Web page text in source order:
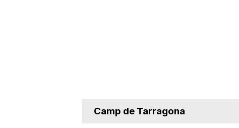
Camp de Tarragona